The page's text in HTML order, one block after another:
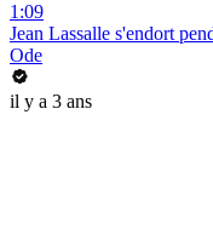
1:09
Jean Lassalle s'endort
Ode
il y a 3 ans